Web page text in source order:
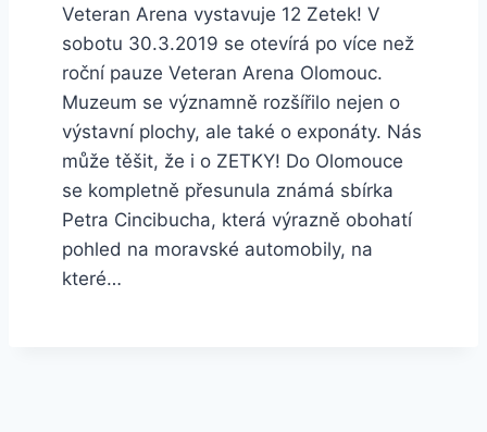
Veteran Arena vystavuje 12 Zetek! V
sobotu 30.3.2019 se otevírá po více než
roční pauze Veteran Arena Olomouc.
Muzeum se významně rozšířilo nejen o
výstavní plochy, ale také o exponáty. Nás
může těšit, že i o ZETKY! Do Olomouce
se kompletně přesunula známá sbírka
Petra Cincibucha, která výrazně obohatí
pohled na moravské automobily, na
které…